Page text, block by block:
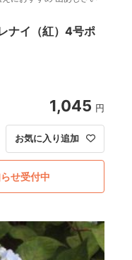
ナイ（紅）4号ポ
1,045 円
お気に入り追加
せ受付中